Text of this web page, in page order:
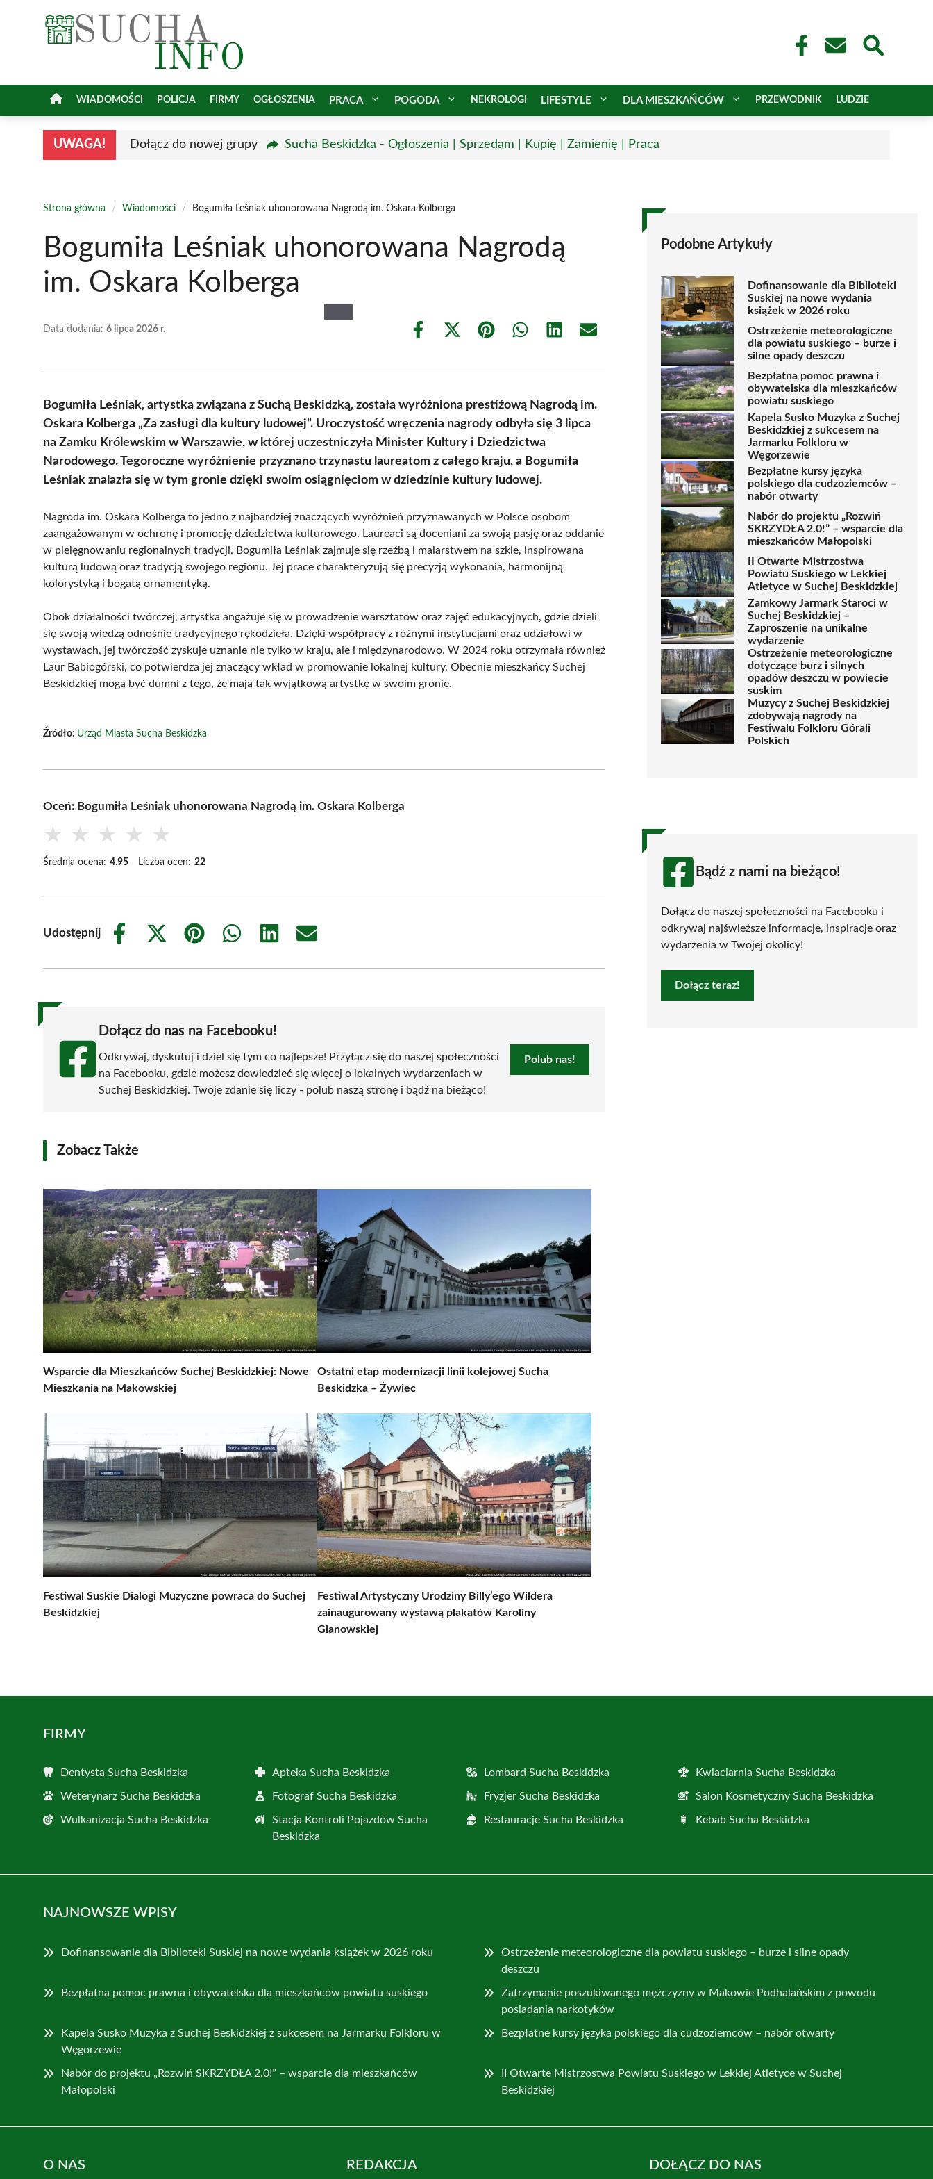
WIADOMOŚCI POLICJA FIRMY OGŁOSZENIA PRACA POGODA NEKROLOGI LIFESTYLE DLA MIESZKAŃCÓW PRZEWODNIK LUDZIE
UWAGA! Dołącz do nowej grupy Sucha Beskidzka - Ogłoszenia | Sprzedam | Kupię | Zamienię | Praca
Strona główna / Wiadomości / Bogumiła Leśniak uhonorowana Nagrodą im. Oskara Kolberga
Bogumiła Leśniak uhonorowana Nagrodą
im. Oskara Kolberga
Data dodania: 6 lipca 2026 r.
Share
Share
(Twitter)
Share Share Share Share
Bogumiła Leśniak, artystka związana z Suchą Beskidzką, została wyróżniona prestiżową Nagrodą im.
Oskara Kolberga „Za zasługi dla kultury ludowej”. Uroczystość wręczenia nagrody odbyła się 3 lipca
na Zamku Królewskim w Warszawie, w której uczestniczyła Minister Kultury i Dziedzictwa
Narodowego. Tegoroczne wyróżnienie przyznano trzynastu laureatom z całego kraju, a Bogumiła
Leśniak znalazła się w tym gronie dzięki swoim osiągnięciom w dziedzinie kultury ludowej.
Nagroda im. Oskara Kolberga to jedno z najbardziej znaczących wyróżnień przyznawanych w Polsce osobom
zaangażowanym w ochronę i promocję dziedzictwa kulturowego. Laureaci są doceniani za swoją pasję oraz oddanie
w pielęgnowaniu regionalnych tradycji. Bogumiła Leśniak zajmuje się rzeźbą i malarstwem na szkle, inspirowana
kulturą ludową oraz tradycją swojego regionu. Jej prace charakteryzują się precyzją wykonania, harmonijną
kolorystyką i bogatą ornamentyką.
Obok działalności twórczej, artystka angażuje się w prowadzenie warsztatów oraz zajęć edukacyjnych, gdzie dzieli
się swoją wiedzą odnośnie tradycyjnego rękodzieła. Dzięki współpracy z różnymi instytucjami oraz udziałowi w
wystawach, jej twórczość zyskuje uznanie nie tylko w kraju, ale i międzynarodowo. W 2024 roku otrzymała również
Laur Babiogórski, co potwierdza jej znaczący wkład w promowanie lokalnej kultury. Obecnie mieszkańcy Suchej
Beskidzkiej mogą być dumni z tego, że mają tak wyjątkową artystkę w swoim gronie.
Źródło: Urząd Miasta Sucha Beskidzka
Oceń: Bogumiła Leśniak uhonorowana Nagrodą im. Oskara Kolberga
★ ★ ★ ★ ★
Średnia ocena: 4.95 Liczba ocen: 22
Udostępnij
Share
Share
(Twitter)
Share
Share
Share
Share
Dołącz do nas na Facebooku!
Odkrywaj, dyskutuj i dziel się tym co najlepsze! Przyłącz się do naszej społeczności
na Facebooku, gdzie możesz dowiedzieć się więcej o lokalnych wydarzeniach w
Suchej Beskidzkiej. Twoje zdanie się liczy - polub naszą stronę i bądź na bieżąco!
Polub nas!
Zobacz Także
Wsparcie dla Mieszkańców Suchej Beskidzkiej: Nowe
Mieszkania na Makowskiej
Ostatni etap modernizacji linii kolejowej Sucha
Beskidzka – Żywiec
Festiwal Suskie Dialogi Muzyczne powraca do Suchej
Beskidzkiej
Festiwal Artystyczny Urodziny Billy’ego Wildera
zainaugurowany wystawą plakatów Karoliny
Glanowskiej
Podobne Artykuły
Dofinansowanie dla Biblioteki
Suskiej na nowe wydania
książek w 2026 roku
Ostrzeżenie meteorologiczne
dla powiatu suskiego – burze i
silne opady deszczu
Bezpłatna pomoc prawna i
obywatelska dla mieszkańców
powiatu suskiego
Kapela Susko Muzyka z Suchej
Beskidzkiej z sukcesem na
Jarmarku Folkloru w
Węgorzewie
Bezpłatne kursy języka
polskiego dla cudzoziemców –
nabór otwarty
Nabór do projektu „Rozwiń
SKRZYDŁA 2.0!” – wsparcie dla
mieszkańców Małopolski
II Otwarte Mistrzostwa
Powiatu Suskiego w Lekkiej
Atletyce w Suchej Beskidzkiej
Zamkowy Jarmark Staroci w
Suchej Beskidzkiej –
Zaproszenie na unikalne
wydarzenie
Ostrzeżenie meteorologiczne
dotyczące burz i silnych
opadów deszczu w powiecie
suskim
Muzycy z Suchej Beskidzkiej
zdobywają nagrody na
Festiwalu Folkloru Górali
Polskich
Bądź z nami na bieżąco!
Dołącz do naszej społeczności na Facebooku i
odkrywaj najświeższe informacje, inspiracje oraz
wydarzenia w Twojej okolicy!
Dołącz teraz!
FIRMY
Dentysta Sucha Beskidzka Apteka Sucha Beskidzka Lombard Sucha Beskidzka Kwiaciarnia Sucha Beskidzka
Weterynarz Sucha Beskidzka Fotograf Sucha Beskidzka Fryzjer Sucha Beskidzka Salon Kosmetyczny Sucha Beskidzka
Wulkanizacja Sucha Beskidzka
Stacja Kontroli Pojazdów Sucha
Beskidzka
Restauracje Sucha Beskidzka Kebab Sucha Beskidzka
NAJNOWSZE WPISY
Dofinansowanie dla Biblioteki Suskiej na nowe wydania książek w 2026 roku
Ostrzeżenie meteorologiczne dla powiatu suskiego – burze i silne opady
deszczu
Bezpłatna pomoc prawna i obywatelska dla mieszkańców powiatu suskiego
Zatrzymanie poszukiwanego mężczyzny w Makowie Podhalańskim z powodu
posiadania narkotyków
Kapela Susko Muzyka z Suchej Beskidzkiej z sukcesem na Jarmarku Folkloru w
Węgorzewie
Bezpłatne kursy języka polskiego dla cudzoziemców – nabór otwarty
Nabór do projektu „Rozwiń SKRZYDŁA 2.0!” – wsparcie dla mieszkańców
Małopolski
II Otwarte Mistrzostwa Powiatu Suskiego w Lekkiej Atletyce w Suchej
Beskidzkiej
O NAS REDAKCJA DOŁĄCZ DO NAS